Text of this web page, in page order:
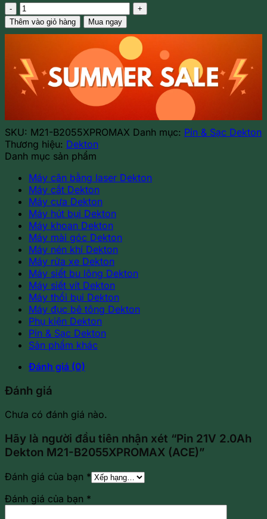
Pin
21V
2.0Ah
B2055XPROMAX
(ACE)
số
Thêm vào giỏ hàng Mua ngay
SKU: M21-B2055XPROMAX Danh mục: Pin & Sạc Dekton
Thương hiệu: Dekton
Danh mục sản phẩm
Máy cân bằng laser Dekton
Máy cắt Dekton
Máy cưa Dekton
Máy hút bụi Dekton
Máy khoan Dekton
Máy mài góc Dekton
Máy nén khí Dekton
Máy rửa xe Dekton
Máy siết bu lông Dekton
Máy siết vít Dekton
Máy thổi bụi Dekton
Máy đục bê tông Dekton
Phụ kiện Dekton
Pin & Sạc Dekton
Sản phẩm khác
Đánh giá (0)
Đánh giá
Chưa có đánh giá nào.
Hãy là người đầu tiên nhận xét “Pin 21V 2.0Ah
Dekton M21-B2055XPROMAX (ACE)”
Đánh giá của bạn *
Đánh giá của bạn *